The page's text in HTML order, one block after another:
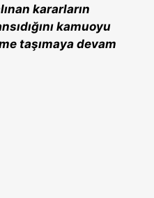
kararların
kamuoyu
taşımaya devam